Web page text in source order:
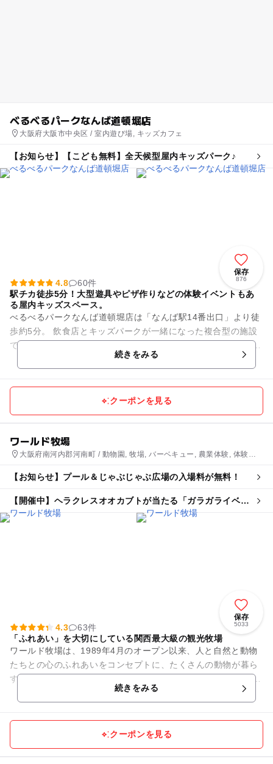
べるべるパークなんば道頓堀店
大阪府大阪市中央区 / 室内遊び場, キッズカフェ
【お知らせ】【こども無料】全天候型屋内キッズパーク♪
保存
876
4.8
60件
駅チカ徒歩5分！大型遊具やピザ作りなどの体験イベントもあ
る屋内キッズスペース。
べるべるパークなんば道頓堀店は「なんば駅14番出口」より徒
歩約5分。 飲食店とキッズパークが一緒になった複合型の施設
です。 大型ボールプール付き遊具や、大規模ブロックコーナー
続きをみる
クーポンを見る
ワールド牧場
大阪府南河内郡河南町 / 動物園, 牧場, バーベキュー, 農業体験, 体験施
【お知らせ】プール＆じゃぶじゃぶ広場の入場料が無料！
【開催中】ヘラクレスオオカブトが当たる「ガラガライベン
ト」
保存
5033
4.3
63件
「ふれあい」を大切にしている関西最大級の観光牧場
ワールド牧場は、1989年4月のオープン以来、人と自然と動物
たちとの心のふれあいをコンセプトに、たくさんの動物が暮ら
す大型観光牧場です。 犬や猫・ヤギ・ヒツジ・小動物とのふれ
続きをみる
クーポンを見る